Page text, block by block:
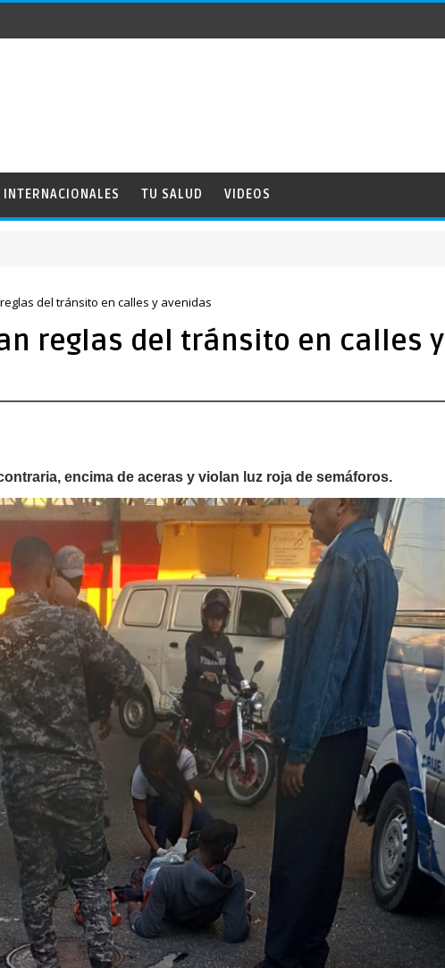
INTERNACIONALES TU SALUD VIDEOS
del tránsito en calles y avenidas
reglas del tránsito en calles y
encima de aceras y violan luz roja de semáforos.